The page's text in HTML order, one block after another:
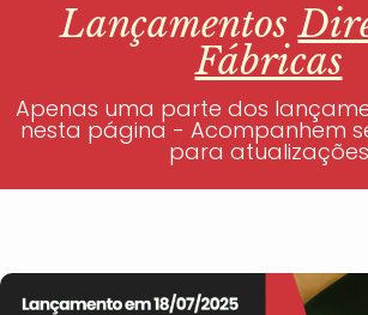
Lançamentos
Fábricas
Apenas uma parte dos
nesta página - Acompanhem
para atualizações